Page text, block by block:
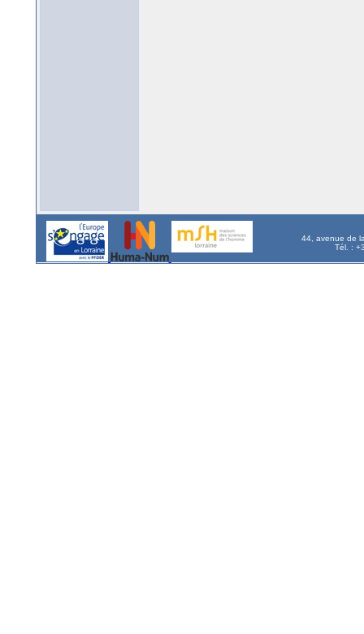
44, avenue de
Tél. :